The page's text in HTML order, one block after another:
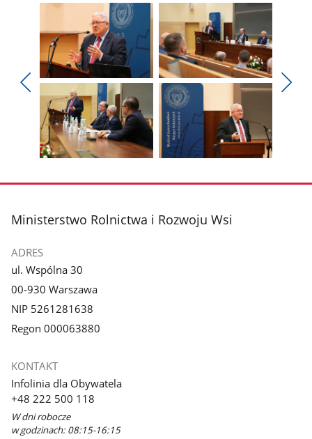
Pokaż
poprzednie
zdjęcia
Pokaż
zdjęcie
1
z
galerii.
Pokaż
zdjęcie
galerii.
zdjęcie
galerii.
zdjęcie
galerii.
stopka
Ministerstwo Rolnictwa i Rozwoju Wsi
ADRES
ul. Wspólna 30
00-930 Warszawa
NIP 5261281638
Regon 000063880
KONTAKT
Infolinia dla Obywatela
+48 222 500 118
W dni robocze
w godzinach: 08:15-16:15